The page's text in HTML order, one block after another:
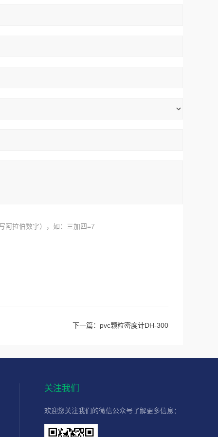
阿拉伯数字），如：三加四=7
下一篇： pvc颗粒密度计DH-300
关注我们
欢迎您关注我们的微信公众号了解更多信息：